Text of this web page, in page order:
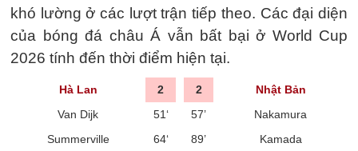
khó lường ở các lượt trận tiếp theo. Các đại diện
của bóng đá châu Á vẫn bất bại ở World Cup
2026 tính đến thời điểm hiện tại.
Hà Lan 2 2
Nhật Bản
Van Dijk
51‘ 57’
Nakamura
Summerville
64‘ 89’ Kamada